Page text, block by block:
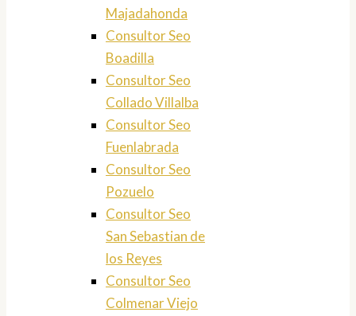
Majadahonda
Consultor Seo
Boadilla
Consultor Seo
Collado Villalba
Consultor Seo
Fuenlabrada
Consultor Seo
Pozuelo
Consultor Seo
San Sebastian de
los Reyes
Consultor Seo
Colmenar Viejo